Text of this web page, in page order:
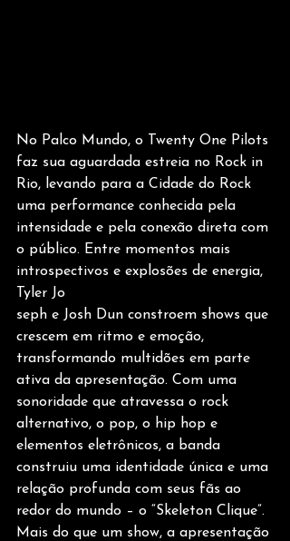
No Palco Mundo, o Twenty One Pilots
faz sua aguardada estreia no Rock in
Rio, levando para a Cidade do Rock
uma performance conhecida pela
intensidade e pela conexão direta com
o público. Entre momentos mais
introspectivos e explosões de energia,
Tyler Jo
seph e Josh Dun constroem shows que
crescem em ritmo e emoção,
transformando multidões em parte
ativa da apresentação. Com uma
sonoridade que atravessa o rock
alternativo, o pop, o hip hop e
elementos eletrônicos, a banda
construiu uma identidade única e uma
relação profunda com seus fãs ao
redor do mundo – o “Skeleton Clique”.
Mais do que um show, a apresentação